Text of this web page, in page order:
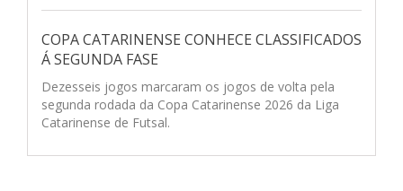
COPA CATARINENSE CONHECE CLASSIFICADOS
Á SEGUNDA FASE
Dezesseis jogos marcaram os jogos de volta pela
segunda rodada da Copa Catarinense 2026 da Liga
Catarinense de Futsal.